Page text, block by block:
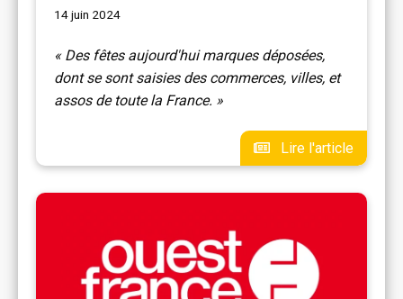
14 juin 2024
« Des fêtes aujourd'hui marques déposées,
dont se sont saisies des commerces, villes, et
assos de toute la France. »
Lire l'article